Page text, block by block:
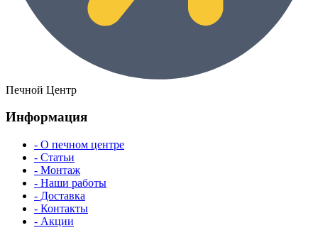
Печной Центр
Информация
- О печном центре
- Статьи
- Монтаж
- Наши работы
- Доставка
- Контакты
- Акции